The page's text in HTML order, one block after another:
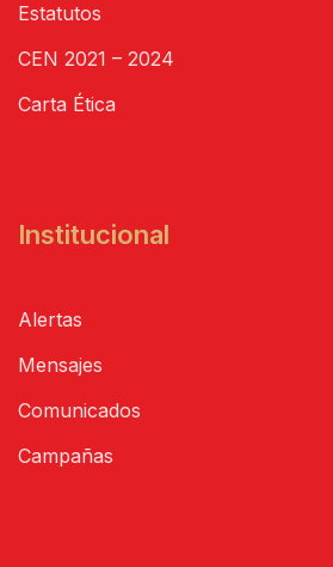
Estatutos
CEN 2021 – 2024
Carta Ética
Institucional
Alertas
Mensajes
Comunicados
Campañas